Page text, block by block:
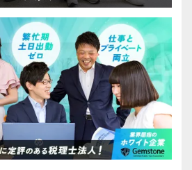
「生きる力」のある自律的
ルを育てます！】
望を抱いて飛び込んできて
のは、私たちの責務。
税理士は、単なる税法知識
的思考力、コミュニケーシ
協働性を兼ね備えなければ
未経験者の育成には自信が
採用を行っています。
経験の育成にノウハウを持
して飛び込んできてくださ
フが多いので、同年代の気の